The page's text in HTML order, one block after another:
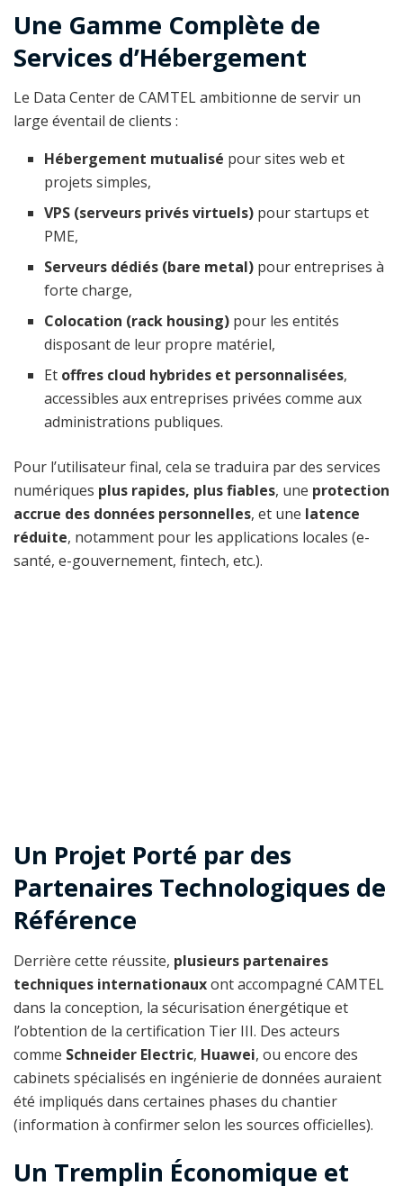
Une Gamme Complète de
Services d’Hébergement
Le Data Center de CAMTEL ambitionne de servir un
large éventail de clients :
Hébergement mutualisé pour sites web et
projets simples,
VPS (serveurs privés virtuels) pour startups et
PME,
Serveurs dédiés (bare metal) pour entreprises à
forte charge,
Colocation (rack housing) pour les entités
disposant de leur propre matériel,
Et offres cloud hybrides et personnalisées,
accessibles aux entreprises privées comme aux
administrations publiques.
Pour l’utilisateur final, cela se traduira par des services
numériques plus rapides, plus fiables, une protection
accrue des données personnelles, et une latence
réduite, notamment pour les applications locales (e-
santé, e-gouvernement, fintech, etc.).
Un Projet Porté par des
Partenaires Technologiques de
Référence
Derrière cette réussite, plusieurs partenaires
techniques internationauxont accompagné CAMTEL
dans la conception, la sécurisation énergétique et
l’obtention de la certification Tier III. Des acteurs
comme Schneider Electric, Huawei, ou encore des
cabinets spécialisés en ingénierie de données auraient
été impliqués dans certaines phases du chantier
(information à confirmer selon les sources officielles).
Un Tremplin Économique et